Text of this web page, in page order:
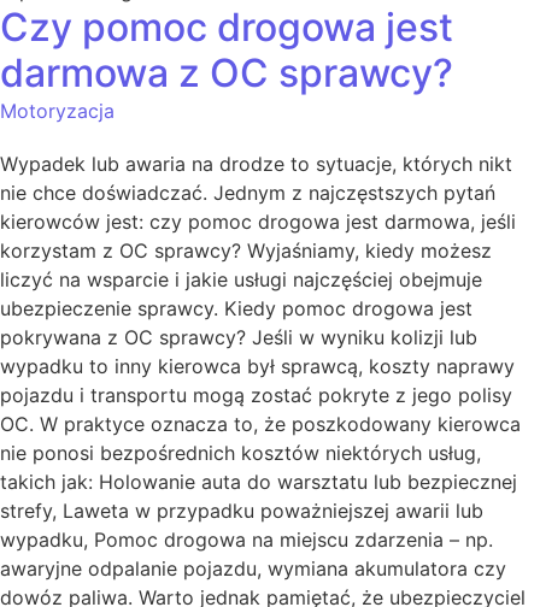
Czy pomoc drogowa jest
darmowa z OC sprawcy?
Motoryzacja
Wypadek lub awaria na drodze to sytuacje, których nikt
nie chce doświadczać. Jednym z najczęstszych pytań
kierowców jest: czy pomoc drogowa jest darmowa, jeśli
korzystam z OC sprawcy? Wyjaśniamy, kiedy możesz
liczyć na wsparcie i jakie usługi najczęściej obejmuje
ubezpieczenie sprawcy. Kiedy pomoc drogowa jest
pokrywana z OC sprawcy? Jeśli w wyniku kolizji lub
wypadku to inny kierowca był sprawcą, koszty naprawy
pojazdu i transportu mogą zostać pokryte z jego polisy
OC. W praktyce oznacza to, że poszkodowany kierowca
nie ponosi bezpośrednich kosztów niektórych usług,
takich jak: Holowanie auta do warsztatu lub bezpiecznej
strefy, Laweta w przypadku poważniejszej awarii lub
wypadku, Pomoc drogowa na miejscu zdarzenia – np.
awaryjne odpalanie pojazdu, wymiana akumulatora czy
dowóz paliwa. Warto jednak pamiętać, że ubezpieczyciel